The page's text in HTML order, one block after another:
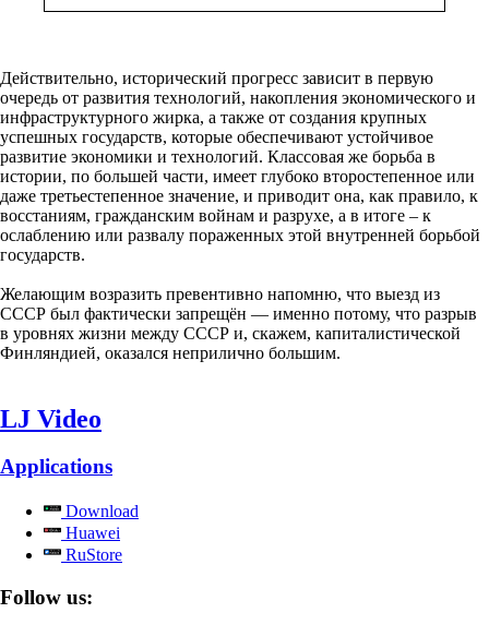
Действительно, исторический прогресс зависит в первую
очередь от развития технологий, накопления экономического и
инфраструктурного жирка, а также от создания крупных
успешных государств, которые обеспечивают устойчивое
развитие экономики и технологий. Классовая же борьба в
истории, по большей части, имеет глубоко второстепенное или
даже третьестепенное значение, и приводит она, как правило, к
восстаниям, гражданским войнам и разрухе, а в итоге – к
ослаблению или развалу пораженных этой внутренней борьбой
государств.
Желающим возразить превентивно напомню, что выезд из
СССР был фактически запрещён — именно потому, что разрыв
в уровнях жизни между СССР и, скажем, капиталистической
Финляндией, оказался неприлично большим.
LJ Video
Applications
Download
Huawei
RuStore
Follow us: